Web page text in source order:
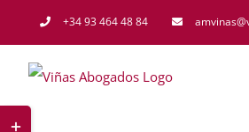
al
contenido
+34 93 464 48 84
Toggle